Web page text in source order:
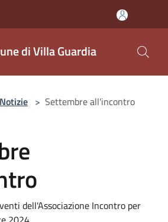
di Villa Guardia
Notizie > Settembre all'incontro
dell'Associazione Incontro per